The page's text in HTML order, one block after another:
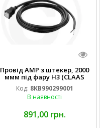
Провід AMP з штекер, 2000
ммм під фару H3 (CLAAS
013733) Hella
Код: 8KB990299001
В наявності
891,00 грн.